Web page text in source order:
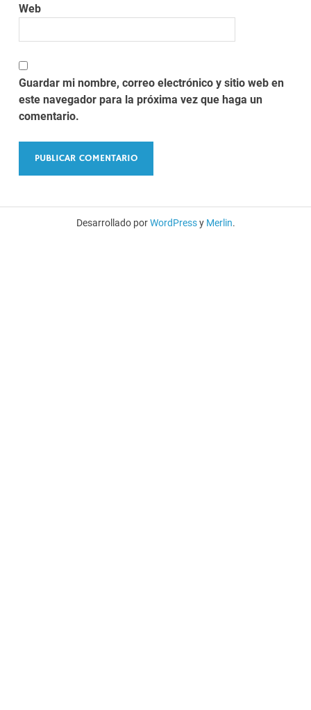
Web
Guardar mi nombre, correo electrónico y sitio web en
este navegador para la próxima vez que haga un
comentario.
Desarrollado porWordPressy Merlin.